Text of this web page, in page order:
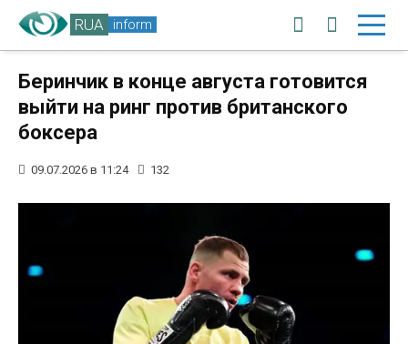
RUA inform
Беринчик в конце августа готовится
выйти на ринг против британского
боксера
09.07.2026 в 11:24 132